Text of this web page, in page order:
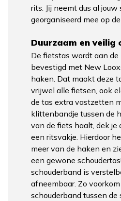
rits. Jij neemt dus al jouw
georganiseerd mee op de
Duurzaam en veilig
De fietstas wordt aan de
bevestigd met New
haken. Dat maakt deze
vrijwel alle fietsen, ook
de tas extra vastzetten
klittenbandje tussen de
van de fiets haalt, dek je
een ritsvakje. Hierdoor
meer van de haken en
een gewone
schouderband is
afneembaar. Zo
schouderband tussen de